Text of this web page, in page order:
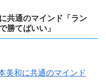
共通のマインド「ラン
勝てばいい」
美和に共通のマインド